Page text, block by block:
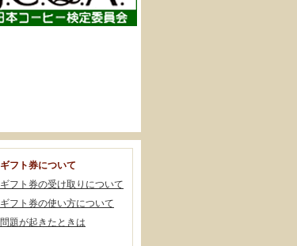
ギフト券について
ギフト券の受け取りについて
ギフト券の使い方について
問題が起きたときは